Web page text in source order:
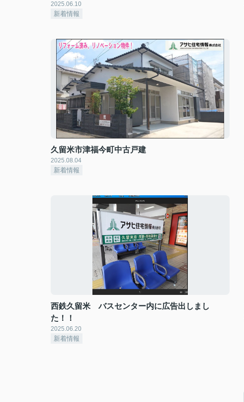
2025.06.10
新着情報
久留米市津福今町中古戸建
2025.08.04
新着情報
西鉄久留米 バスセンター内に広告出しまし
た！！
2025.06.20
新着情報